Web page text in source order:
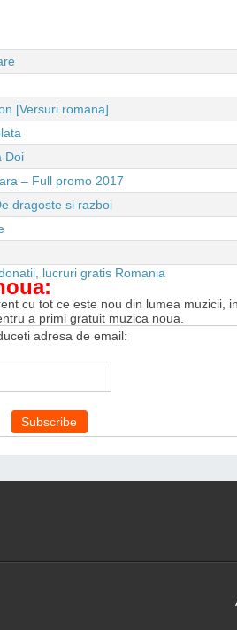
[Versuri romana]
Doi
– Full promo 2017
dragoste si razboi
cu tot ce este nou din lumea muzicii,
a primi gratuit muzica noua.
adresa de email: